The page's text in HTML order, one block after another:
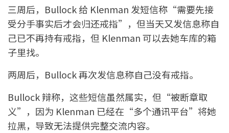
三周后，Bullock 给 Klenman 发短信称“需要先接
受分手事实后才会归还戒指”，但当天又发信息称自
己已不再持有戒指，但 Klenman 可以去她车库的箱
子里找。
两周后，Bullock 再次发信息称自己没有戒指。
Bullock 辩称，这些短信虽然属实，但“被断章取
义”，因为 Klenman 已经在“多个通讯平台”将她
拉黑，导致无法提供完整交流内容。